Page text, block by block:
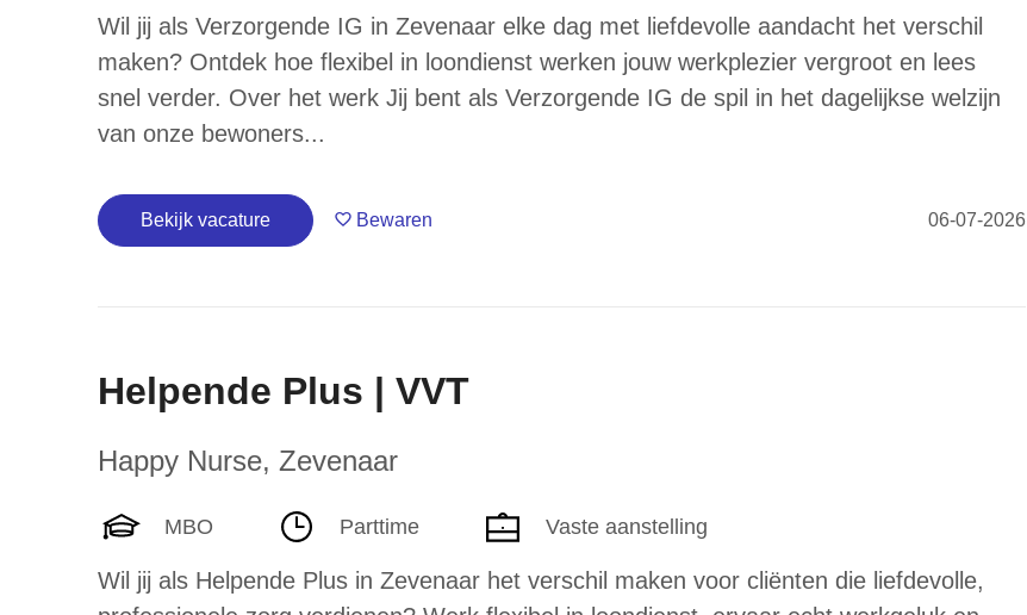
Wil jij als Verzorgende IG in Zevenaar elke dag met liefdevolle aandacht het verschil
maken? Ontdek hoe flexibel in loondienst werken jouw werkplezier vergroot en lees
snel verder. Over het werk Jij bent als Verzorgende IG de spil in het dagelijkse welzijn
van onze bewoners...
Bekijk vacature Bewaren 06-07-2026
Helpende Plus | VVT
Happy Nurse, Zevenaar
MBO Parttime Vaste aanstelling
Wil jij als Helpende Plus in Zevenaar het verschil maken voor cliënten die liefdevolle,